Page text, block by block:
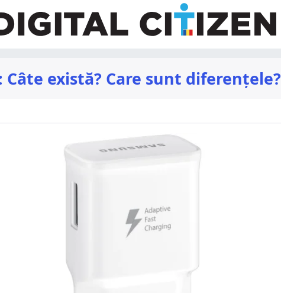
există? Care sunt diferențele?